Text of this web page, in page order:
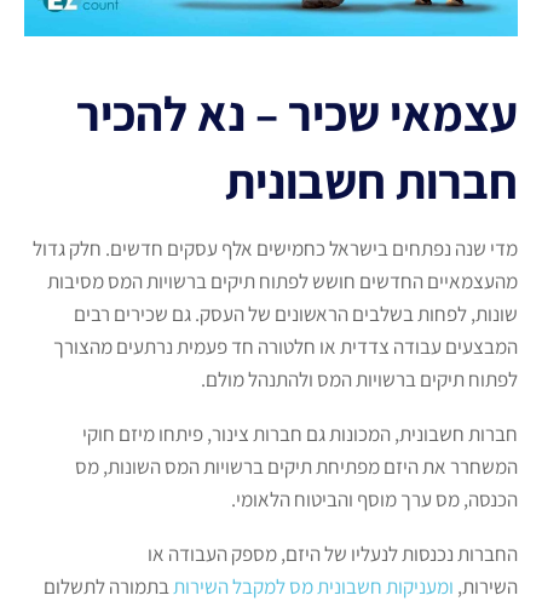
עצמאי שכיר – נא להכיר
חברות חשבונית
מדי שנה נפתחים בישראל כחמישים אלף עסקים חדשים. חלק גדול
מהעצמאיים החדשים חושש לפתוח תיקים ברשויות המס מסיבות
שונות, לפחות בשלבים הראשונים של העסק. גם שכירים רבים
המבצעים עבודה צדדית או חלטורה חד פעמית נרתעים מהצורך
לפתוח תיקים ברשויות המס ולהתנהל מולם.
חברות חשבונית, המכונות גם חברות צינור, פיתחו מיזם חוקי
המשחרר את היזם מפתיחת תיקים ברשויות המס השונות, מס
הכנסה, מס ערך מוסף והביטוח הלאומי.
החברות נכנסות לנעליו של היזם, מספק העבודה או
השירות, ומעניקות חשבונית מס למקבל השירותבתמורה לתשלום